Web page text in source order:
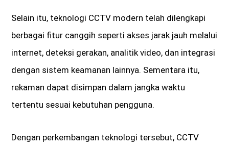
Selain itu, teknologi CCTV modern telah dilengkapi
berbagai fitur canggih seperti akses jarak jauh melalui
internet, deteksi gerakan, analitik video, dan integrasi
dengan sistem keamanan lainnya. Sementara itu,
rekaman dapat disimpan dalam jangka waktu
tertentu sesuai kebutuhan pengguna.
Dengan perkembangan teknologi tersebut, CCTV